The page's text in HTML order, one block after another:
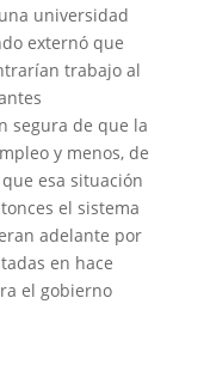
universidad
externó que
trabajo al
segura de que la
y menos, de
esa situación
el sistema
adelante por
en hace
el gobierno